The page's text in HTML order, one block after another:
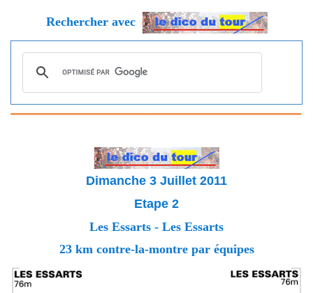
Rechercher avec
Dimanche 3 Juillet 2011
Etape 2
Les Essarts - Les Essarts
23 km contre-la-montre par équipes